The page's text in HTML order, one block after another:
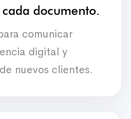
documento.
comunicar
digital y
nuevos clientes.